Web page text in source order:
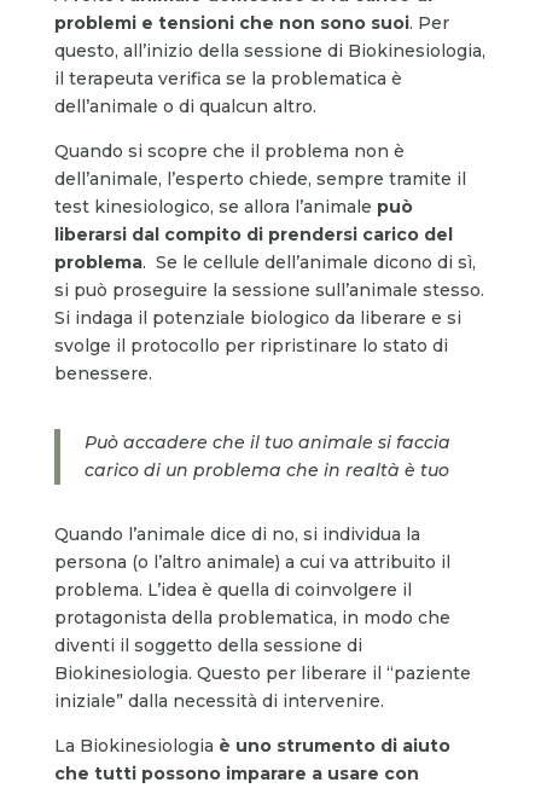
problemi e tensioni che non sono suoi. Per
questo, all’inizio della sessione di Biokinesiologia,
il terapeuta verifica se la problematica è
dell’animale o di qualcun altro.
Quando si scopre che il problema non è
dell’animale, l’esperto chiede, sempre tramite il
test kinesiologico, se allora l’animale può
liberarsi dal compito di prendersi carico del
problema. Se le cellule dell’animale dicono di sì,
si può proseguire la sessione sull’animale stesso.
Si indaga il potenziale biologico da liberare e si
svolge il protocollo per ripristinare lo stato di
benessere.
Può accadere che il tuo animale si faccia
carico di un problema che in realtà è tuo
Quando l’animale dice di no, si individua la
persona (o l’altro animale) a cui va attribuito il
problema. L’idea è quella di coinvolgere il
protagonista della problematica, in modo che
diventi il soggetto della sessione di
Biokinesiologia. Questo per liberare il “paziente
iniziale” dalla necessità di intervenire.
La Biokinesiologia è uno strumento di aiuto
che tutti possono imparare a usare con